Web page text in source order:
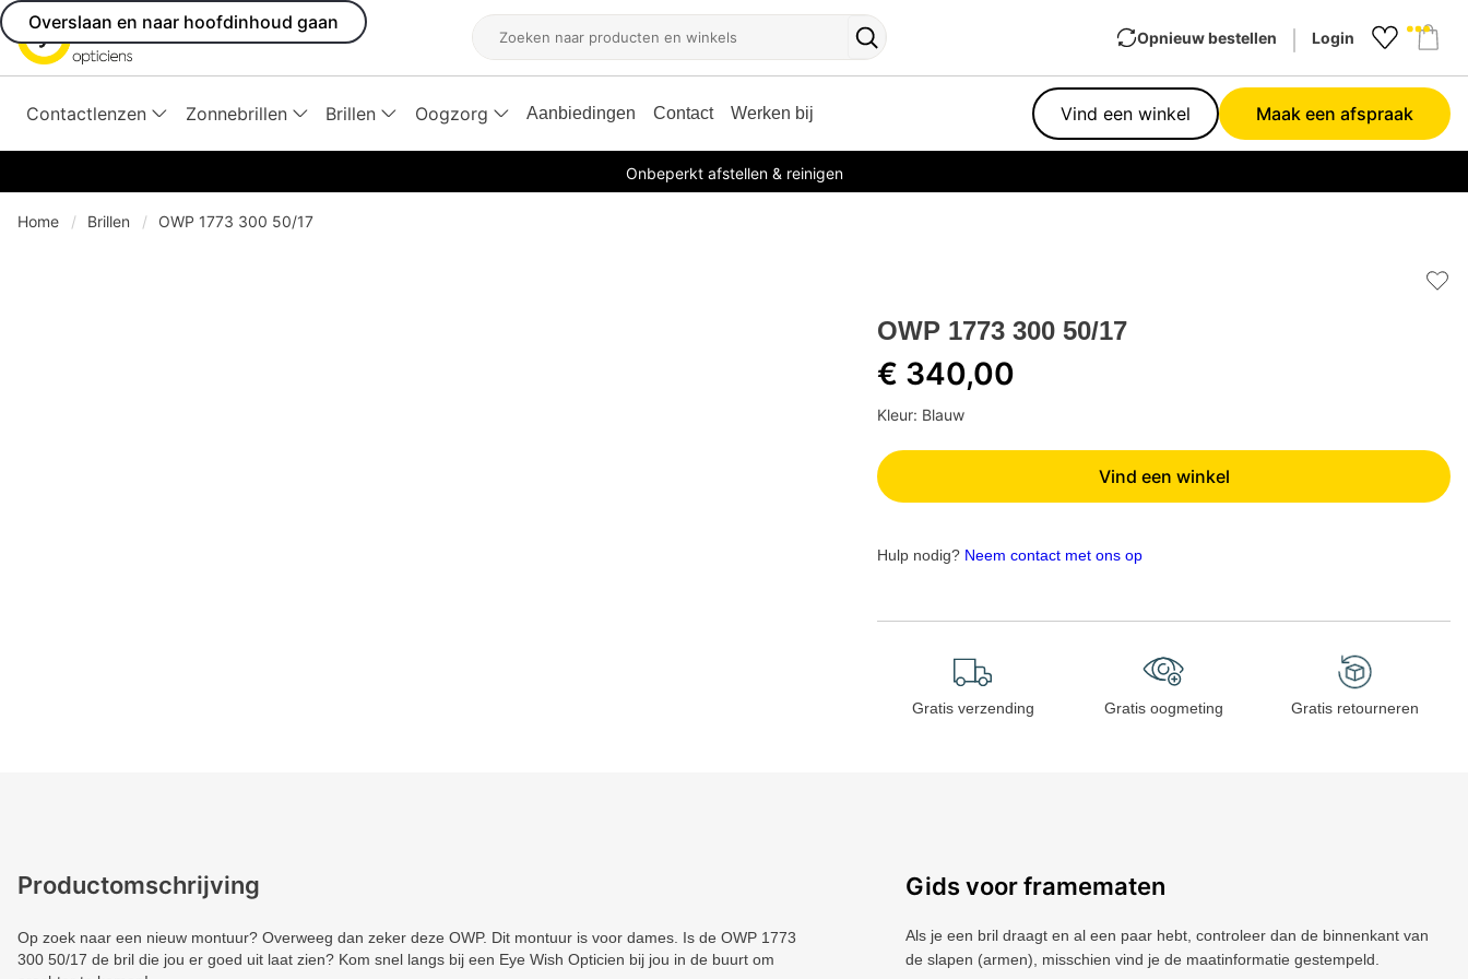
Overslaan en naar hoofdinhoud gaan
Zoeken
Zoekknop
Opnieuw bestellen Login
Contactlenzen Zonnebrillen Brillen Oogzorg Aanbiedingen Contact Werken bij Vind een winkel Maak een afspraak
Onbeperkt afstellen & reinigen
Home Brillen OWP 1773 300 50/17
OWP 1773 300 50/17
€ 340,00
Kleur: Blauw
Vind een winkel
Hulp nodig? Neem contact met ons op
Gratis verzending Gratis oogmeting Gratis retourneren
Productomschrijving
Op zoek naar een nieuw montuur? Overweeg dan zeker deze OWP. Dit montuur is voor dames. Is de OWP 1773
300 50/17 de bril die jou er goed uit laat zien? Kom snel langs bij een Eye Wish Opticien bij jou in de buurt om
Gids voor framematen
Als je een bril draagt ​​en al een paar hebt, controleer dan de binnenkant van
de slapen (armen), misschien vind je de maatinformatie gestempeld.